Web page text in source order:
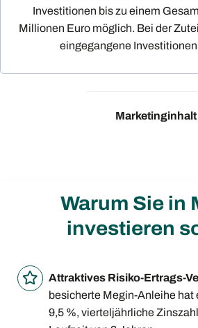
Investitionen bis zu einem
Millionen Euro möglich. Bei der
eingegangene
Marketinginhalt
Warum Sie in
investieren
Attraktives Risiko-Ertrags-
besicherte Megin-Anleihe hat
9,5 %, vierteljährliche